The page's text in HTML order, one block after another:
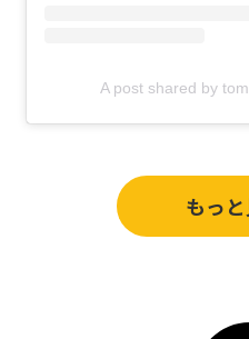
A post shared by
もっ